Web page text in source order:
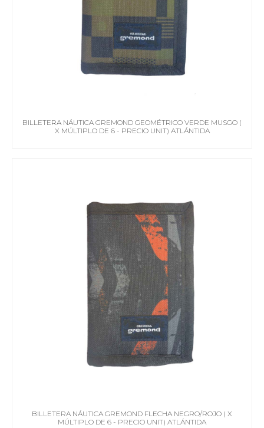
BILLETERA NÁUTICA GREMOND GEOMÉTRICO VERDE MUSGO (
X MÚLTIPLO DE 6 - PRECIO UNIT) ATLÁNTIDA
BILLETERA NÁUTICA GREMOND FLECHA NEGRO/ROJO ( X
MÚLTIPLO DE 6 - PRECIO UNIT) ATLÁNTIDA